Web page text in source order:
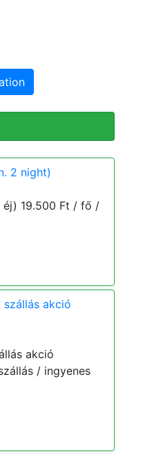
2 night)
éj) 19.500 Ft / fő /
akció
akció
/ ingyenes